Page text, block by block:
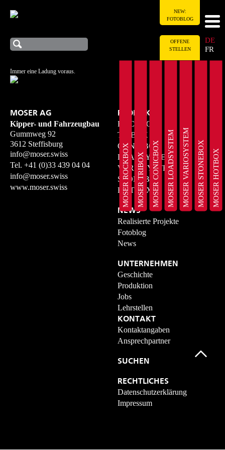
Immer eine Ladung voraus.
DE
FR
NEW:
FOTOBLOG
OFFENE
STELLEN
MOSER ROCKBOXMOSER TRIBOXMOSER CONICBOXMOSER LOADSYSTEMMOSER VARIOSYSTEMMOSER STONEBOXMOSER HOTBOX
MOSER AG
Kipper- und Fahrzeugbau
Gummweg 92
3612 Steffisburg
info@moser.swiss
Tel. +41 (0)33 439 04 04
info@moser.swiss
www.moser.swiss
PRODUKTE
ROCKBOX
TRIBOX
CONICBOX
LOADSYSTEM
VARIOSYSTEM
STONEBOX
HOTBOX
NEWS
Realisierte Projekte
Fotoblog
News
UNTERNEHMEN
Geschichte
Produktion
Jobs
Lehrstellen
KONTAKT
Kontaktangaben
Ansprechpartner
SUCHEN
RECHTLICHES
Datenschutzerklärung
Impressum